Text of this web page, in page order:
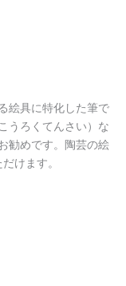
絵具に特化した筆で
うろくてんさい）な
勧めです。陶芸の絵
けます。